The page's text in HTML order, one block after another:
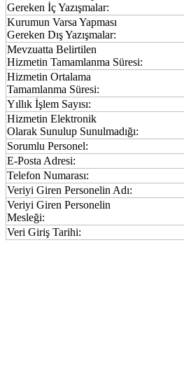
Gereken İç Yazışmalar:
Kurumun Varsa Yapması
Gereken Dış Yazışmalar:
Mevzuatta Belirtilen
Hizmetin Tamamlanma Süresi:
Hizmetin Ortalama
Tamamlanma Süresi:
Yıllık İşlem Sayısı:
Hizmetin Elektronik
Olarak Sunulup Sunulmadığı:
Sorumlu Personel:
E-Posta Adresi:
Telefon Numarası:
Veriyi Giren Personelin Adı:
Veriyi Giren Personelin
Mesleği:
Veri Giriş Tarihi: